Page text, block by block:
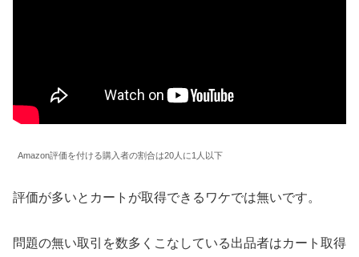
Amazon評価を付ける購入者の割合は20人に1人以下
評価が多いとカートが取得できるワケでは無いです。
問題の無い取引を数多くこなしている出品者はカート取得